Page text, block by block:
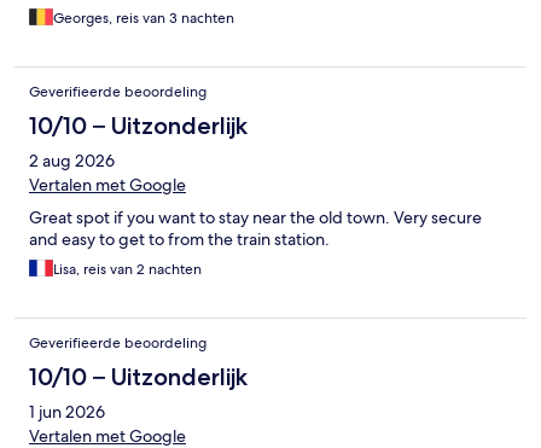
Georges, reis van 3 nachten
Geverifieerde beoordeling
10/10 – Uitzonderlijk
2 aug 2026
Vertalen met Google
Great spot if you want to stay near the old town. Very secure
and easy to get to from the train station.
Lisa, reis van 2 nachten
Geverifieerde beoordeling
10/10 – Uitzonderlijk
1 jun 2026
Vertalen met Google